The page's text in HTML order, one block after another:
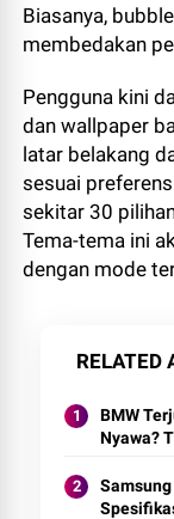
Biasanya,
membedakan
Pengguna kini
dan wallpaper
latar belakang
sesuai
sekitar 30
Tema-tema ini
dengan mode
RELATED
BMW
Nyawa?